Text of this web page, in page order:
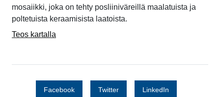
mosaiikki, joka on tehty posliiniväreillä maalatuista ja
poltetuista keraamisista laatoista.
Teos kartalla
Facebook Twitter LinkedIn